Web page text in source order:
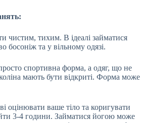
чистим, тихим. В ідеалі займатися
босоніж та у вільному одязі.
спортивна форма, а одяг, що не
коліна мають бути відкриті. Форма може
оцінювати ваше тіло та коригувати
3-4 години. Займатися йогою може